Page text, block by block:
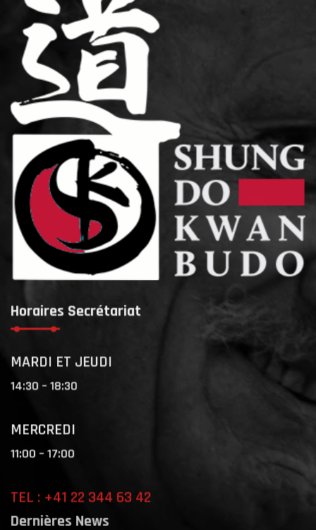
Horaires Secrétariat
MARDI ET JEUDI
14:30 – 18:30
MERCREDI
11:00 – 17:00
TEL : +41 22 344 63 42
Dernières News